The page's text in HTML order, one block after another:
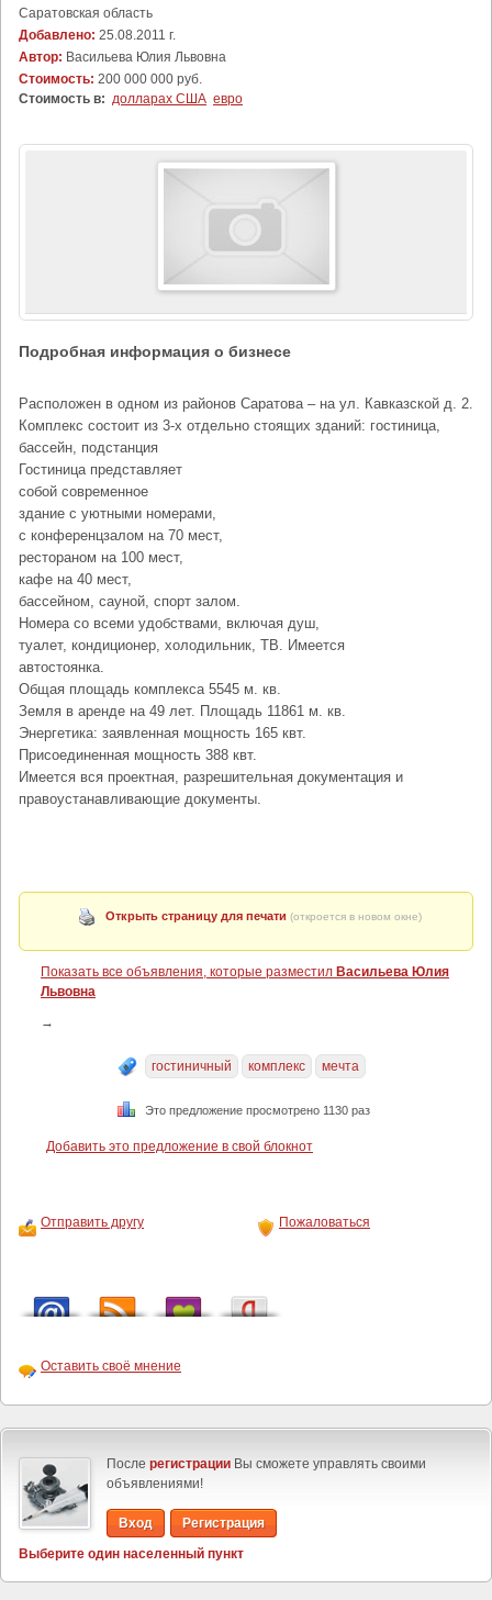
Саратовская область
Добавлено: 25.08.2011 г.
Автор: Васильева Юлия Львовна
Стоимость: 200 000 000 руб.
Стоимость в: долларах США евро
Подробная информация о бизнесе
Расположен в одном из районов Саратова – на ул. Кавказской д. 2.
Комплекс состоит из 3-х отдельно стоящих зданий: гостиница,
бассейн, подстанция
Гостиница представляет
собой современное
здание с уютными номерами,
с конференцзалом на 70 мест,
рестораном на 100 мест,
кафе на 40 мест,
бассейном, сауной, спорт залом.
Номера со всеми удобствами, включая душ,
туалет, кондиционер, холодильник, ТВ. Имеется
автостоянка.
Общая площадь комплекса 5545 м. кв.
Земля в аренде на 49 лет. Площадь 11861 м. кв.
Энергетика: заявленная мощность 165 квт.
Присоединенная мощность 388 квт.
Имеется вся проектная, разрешительная документация и
правоустанавливающие документы.
Открыть страницу для печати (откроется в новом окне)
Показать все объявления, которые разместил Васильева Юлия
Львовна
→
гостиничный комплекс мечта
Это предложение просмотрено 1130 раз
Добавить это предложение в свой блокнот
Отправить другу Пожаловаться
Оставить своё мнение
После регистрации Вы сможете управлять своими
объявлениями!
Вход
Регистрация
Выберите один населенный пункт